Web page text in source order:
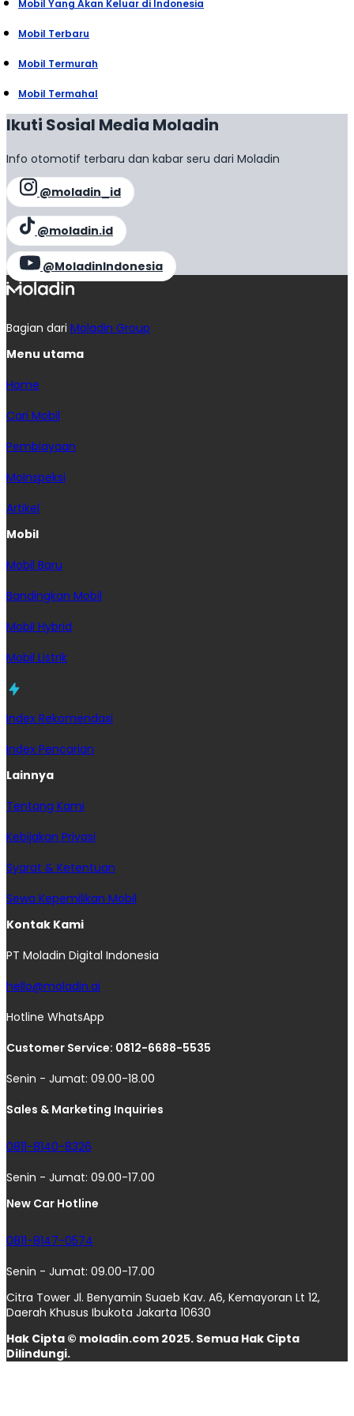
Mobil Yang Akan Keluar di Indonesia
Mobil Terbaru
Mobil Termurah
Mobil Termahal
Ikuti Sosial Media Moladin
Info otomotif terbaru dan kabar seru dari Moladin
@moladin_id
@moladin.id
@MoladinIndonesia
Bagian dari Moladin Group
Menu utama
Home
Cari Mobil
Pembiayaan
MoInspeksi
Artikel
Mobil
Mobil Baru
Bandingkan Mobil
Mobil Hybrid
Mobil Listrik
Index Rekomendasi
Index Pencarian
Lainnya
Tentang Kami
Kebijakan Privasi
Syarat & Ketentuan
Sewa Kepemilikan Mobil
Kontak Kami
PT Moladin Digital Indonesia
hello@moladin.ai
Hotline WhatsApp
Customer Service: 0812-6688-5535
Senin - Jumat: 09.00-18.00
Sales & Marketing Inquiries
0811-8140-8326
Senin - Jumat: 09.00-17.00
New Car Hotline
0811-8147-0574
Senin - Jumat: 09.00-17.00
Citra Tower Jl. Benyamin Suaeb Kav. A6, Kemayoran Lt 12,
Daerah Khusus Ibukota Jakarta 10630
Hak Cipta © moladin.com 2025. Semua Hak Cipta
Dilindungi.